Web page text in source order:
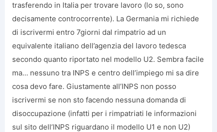
trasferendo in Italia per trovare lavoro (lo so, sono
decisamente controcorrente). La Germania mi richiede
di iscrivermi entro 7giorni dal rimpatrio ad un
equivalente italiano dell’agenzia del lavoro tedesca
secondo quanto riportato nel modello U2. Sembra facile
ma… nessuno tra INPS e centro dell’impiego mi sa dire
cosa devo fare. Giustamente all’INPS non posso
iscrivermi se non sto facendo nessuna domanda di
disoccupazione (infatti per i rimpatriati le informazioni
sul sito dell’INPS riguardano il modello U1 e non U2)